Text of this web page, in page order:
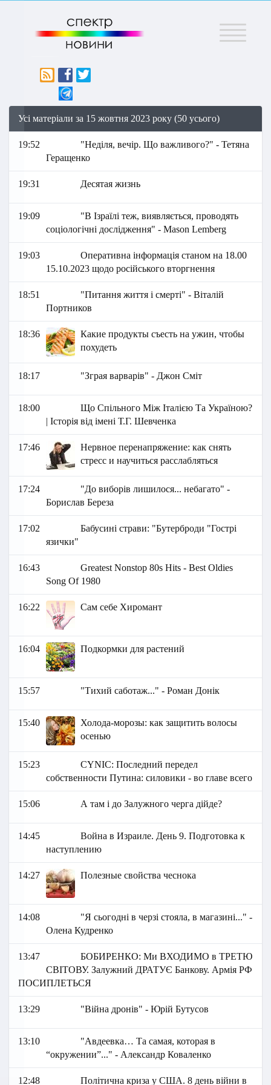
Меню
Усі матеріали за 15 жовтня 2023 року (50 усього)
19:52
"Неділя, вечір. Що важливого?" - Тетяна
Геращенко
19:31 Десятая жизнь
19:09
"В Ізраїлі теж, виявляється, проводять
соціологічні дослідження" - Mason Lemberg
19:03
Оперативна інформація станом на 18.00
15.10.2023 щодо російського вторгнення
18:51
"Питання життя і смерті" - Віталій
Портников
18:36
Какие продукты съесть на ужин, чтобы
похудеть
18:17 "Зграя варварів" - Джон Сміт
18:00
Що Спільного Між Італією Та Україною?
| Історія від імені Т.Г. Шевченка
17:46
Нервное перенапряжение: как снять
стресс и научиться расслабляться
17:24
"До виборів лишилося... небагато" -
Борислав Береза
17:02
Бабусині страви: "Бутерброди "Гострі
язички"
16:43
Greatest Nonstop 80s Hits - Best Oldies
Song Of 1980
16:22 Сам себе Хиромант
16:04 Подкормки для растений
15:57 "Тихий саботаж..." - Роман Донік
15:40
Холода-морозы: как защитить волосы
осенью
15:23
СYNIC: Последний передел
собственности Путина: силовики - во главе всего
15:06 А там і до Залужного черга дійде?
14:45
Война в Израиле. День 9. Подготовка к
наступлению
14:27 Полезные свойства чеснока
14:08
"Я сьогодні в черзі стояла, в магазині..." -
Олена Кудренко
13:47
БОБИРЕНКО: Ми ВХОДИМО в ТРЕТЮ
СВІТОВУ. Залужний ДРАТУЄ Банкову. Армія РФ
ПОСИПЛЕТЬСЯ
13:29 "Війна дронів" - Юрій Бутусов
13:10
"Авдеевка… Та самая, которая в
“окружении”..." - Александр Коваленко
12:48 Політична криза у США. 8 день війни в